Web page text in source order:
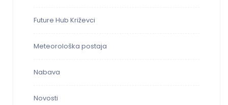
Future Hub Križevci
Meteorološka postaja
Nabava
Novosti